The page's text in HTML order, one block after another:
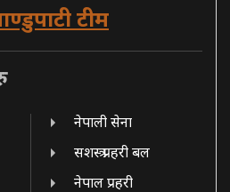
टीम
नेपाली सेना
सशस्त्र प्रहरी बल
नेपाल प्रहरी